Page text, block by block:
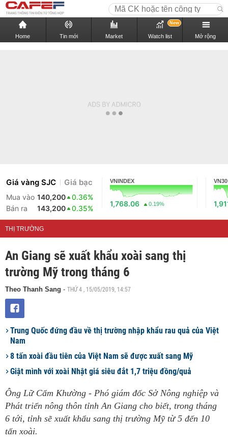
Home Tin mới Market Watch list
New
Mở rộng
Giá vàng SJC Giá bạc
Mua vào 140,200
0.36%
Bán ra
143,200 0.35%
VNINDEX
1,768.06 0.19%
VN30
THỊ TRƯỜNG
An Giang sẽ xuất khẩu xoài sang thị
trường Mỹ trong tháng 6
Theo Thanh Sang - THỨ 4 , 15/05/2019, 14:57
Trung Quốc đứng đầu về thị trường nhập khẩu rau quả của Việt
Nam
8 tấn xoài đầu tiên của Việt Nam sẽ được xuất sang Mỹ
Giật mình với xoài Nhật giá siêu đắt 1,7 triệu đồng/quả
Ông Lữ Cẩm Khường - Phó giám đốc Sở Nông nghiệp và
Phát triển nông thôn tỉnh An Giang cho biết, trong tháng
6 tới, tỉnh sẽ xuất khẩu sang thị trường Mỹ từ 5 đến 10
tấn xoài.